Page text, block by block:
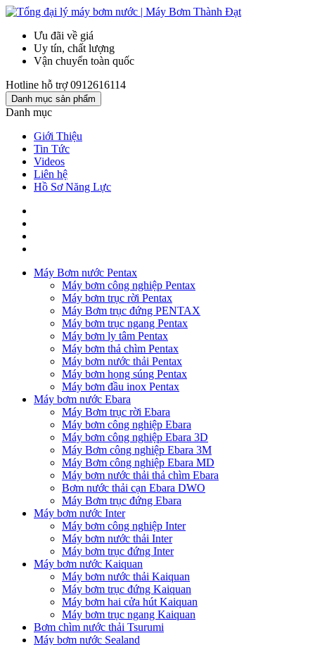
Ưu đãi về giá
Uy tín, chất lượng
Vận chuyển toàn quốc
Hotline hỗ trợ 0912616114
Danh mục sản phẩm
Danh mục
Giới Thiệu
Tin Tức
Videos
Liên hệ
Hồ Sơ Năng Lực
Máy Bơm nước Pentax
Máy bơm công nghiệp Pentax
Máy bơm trục rời Pentax
Máy Bơm trục đứng PENTAX
Máy bơm trục ngang Pentax
Máy bơm ly tâm Pentax
Máy bơm thả chìm Pentax
Máy bơm nước thải Pentax
Máy bơm họng súng Pentax
Máy bơm đầu inox Pentax
Máy bơm nước Ebara
Máy Bơm trục rời Ebara
Máy bơm công nghiệp Ebara
Máy bơm công nghiệp Ebara 3D
Máy Bơm công nghiệp Ebara 3M
Máy Bơm công nghiệp Ebara MD
Máy bơm nước thải thả chìm Ebara
Bơm nước thải cạn Ebara DWO
Máy Bơm trục đứng Ebara
Máy bơm nước Inter
Máy bơm công nghiệp Inter
Máy bơm nước thải Inter
Máy bơm trục đứng Inter
Máy bơm nước Kaiquan
Máy bơm nước thải Kaiquan
Máy bơm trục đứng Kaiquan
Máy bơm hai cửa hút Kaiquan
Máy bơm trục ngang Kaiquan
Bơm chìm nước thải Tsurumi
Máy bơm nước Sealand